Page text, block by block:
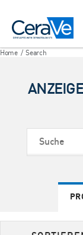
Suche
Home / Search
Suche
SKINCARE SKIN